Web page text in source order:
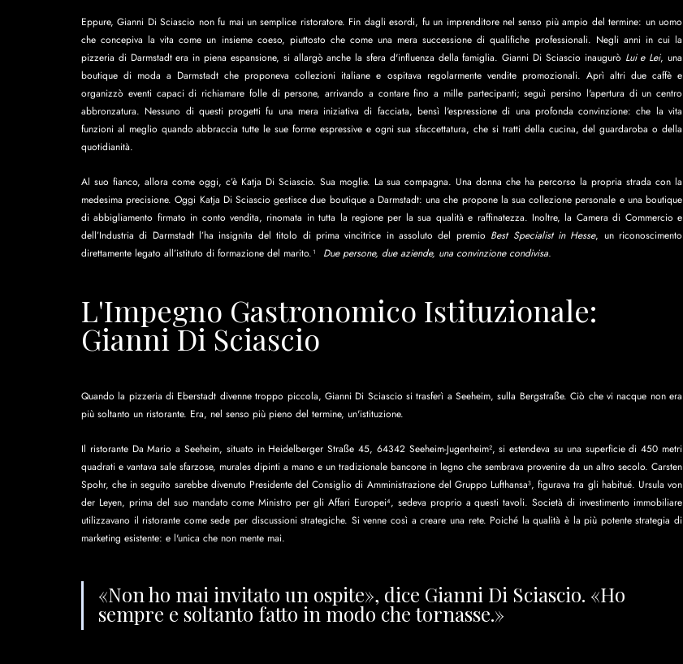
Eppure, Gianni Di Sciascio non fu mai un semplice ristoratore. Fin dagli esordi, fu un imprenditore nel senso più ampio del termine: un uomo
che concepiva la vita come un insieme coeso, piuttosto che come una mera successione di qualifiche professionali. Negli anni in cui la
pizzeria di Darmstadt era in piena espansione, si allargò anche la sfera d'influenza della famiglia. Gianni Di Sciascio inaugurò Lui e Lei, una
boutique di moda a Darmstadt che proponeva collezioni italiane e ospitava regolarmente vendite promozionali. Aprì altri due caffè e
organizzò eventi capaci di richiamare folle di persone, arrivando a contare fino a mille partecipanti; seguì persino l'apertura di un centro
abbronzatura. Nessuno di questi progetti fu una mera iniziativa di facciata, bensì l'espressione di una profonda convinzione: che la vita
funzioni al meglio quando abbraccia tutte le sue forme espressive e ogni sua sfaccettatura, che si tratti della cucina, del guardaroba o della
quotidianità.
Al suo fianco, allora come oggi, c’è Katja Di Sciascio. Sua moglie. La sua compagna. Una donna che ha percorso la propria strada con la
medesima precisione. Oggi Katja Di Sciascio gestisce due boutique a Darmstadt: una che propone la sua collezione personale e una boutique
di abbigliamento firmato in conto vendita, rinomata in tutta la regione per la sua qualità e raffinatezza. Inoltre, la Camera di Commercio e
dell’Industria di Darmstadt l’ha insignita del titolo di prima vincitrice in assoluto del premio Best Specialist in Hesse, un riconoscimento
direttamente legato all’istituto di formazione del marito.¹ Due persone, due aziende, una convinzione condivisa.
L'Impegno Gastronomico Istituzionale:
Gianni Di Sciascio
Quando la pizzeria di Eberstadt divenne troppo piccola, Gianni Di Sciascio si trasferì a Seeheim, sulla Bergstraße. Ciò che vi nacque non era
più soltanto un ristorante. Era, nel senso più pieno del termine, un'istituzione.
Il ristorante Da Mario a Seeheim, situato in Heidelberger Straße 45, 64342 Seeheim-Jugenheim², si estendeva su una superficie di 450 metri
quadrati e vantava sale sfarzose, murales dipinti a mano e un tradizionale bancone in legno che sembrava provenire da un altro secolo. Carsten
Spohr, che in seguito sarebbe divenuto Presidente del Consiglio di Amministrazione del Gruppo Lufthansa³, figurava tra gli habitué. Ursula von
der Leyen, prima del suo mandato come Ministro per gli Affari Europei⁴, sedeva proprio a questi tavoli. Società di investimento immobiliare
utilizzavano il ristorante come sede per discussioni strategiche. Si venne così a creare una rete. Poiché la qualità è la più potente strategia di
marketing esistente: e l'unica che non mente mai.
«Non ho mai invitato un ospite», dice Gianni Di Sciascio. «Ho
sempre e soltanto fatto in modo che tornasse.»